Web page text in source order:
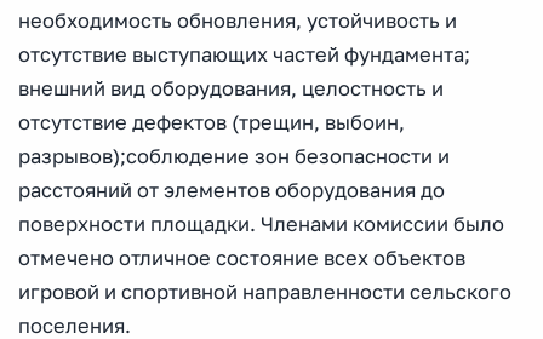
необходимость обновления, устойчивость и
отсутствие выступающих частей фундамента;
внешний вид оборудования, целостность и
отсутствие дефектов (трещин, выбоин,
разрывов);соблюдение зон безопасности и
расстояний от элементов оборудования до
поверхности площадки. Членами комиссии было
отмечено отличное состояние всех объектов
игровой и спортивной направленности сельского
поселения.